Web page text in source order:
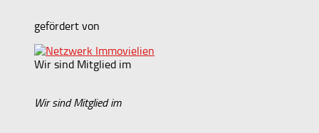
gefördert von
Wir sind Mitglied im
Wir sind Mitglied im